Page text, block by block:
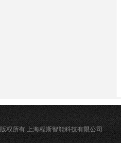
版权所有 上海程斯智能科技有限公司